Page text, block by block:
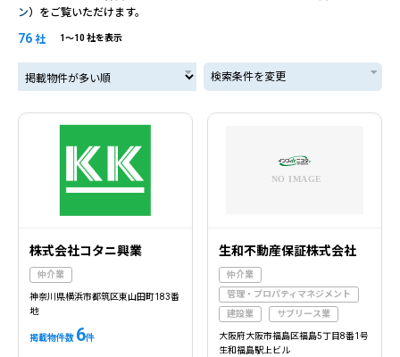
ン）をご覧いただけます。
76 社 1〜10 社を表示
掲載物件が多い順 検索条件を変更
株式会社コタニ興業
仲介業
神奈川県横浜市都筑区東山田町183番
地
掲載物件数 6件
生和不動産保証株式会社
仲介業
管理・プロパティマネジメント
建設業
サブリース業
大阪府大阪市福島区福島5丁目8番1号
生和福島駅上ビル